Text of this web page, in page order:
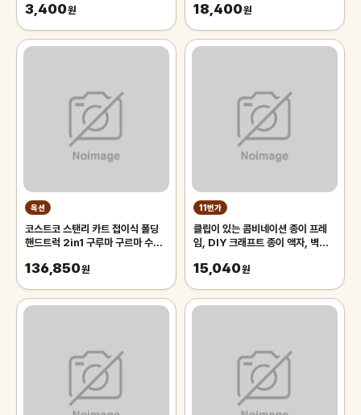
3,400원 18,400원
옥션
코스트코 스탠리 카트 접이식 폴딩
핸드트럭 2in1 구루마 구르마 수레
136,850원
11번가
클립이 있는 콤비네이션 종이 프레
임, DIY 크래프트 종이 액자, 벽걸
예, 10
15,040원